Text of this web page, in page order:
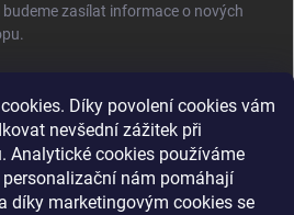
Díky povolení cookies vám
nevšední zážitek při
Analytické cookies používáme
nám pomáhají
díky marketingovým cookies se
zasílat informace o nových
spodmínkami ochrany osobních údajů